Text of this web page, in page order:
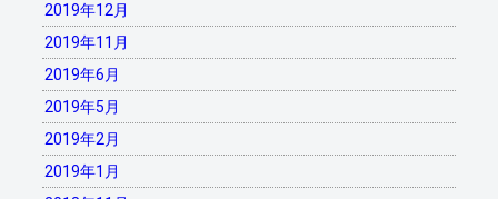
2019年12月
2019年11月
2019年6月
2019年5月
2019年2月
2019年1月